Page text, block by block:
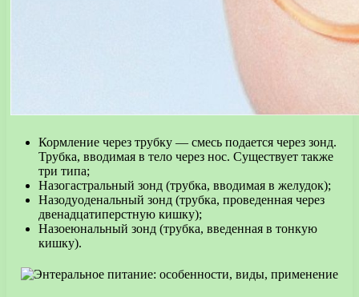
Кормление через трубку — смесь подается через зонд.
Трубка, вводимая в тело через нос. Существует также
три типа;
Назогастральный зонд (трубка, вводимая в желудок);
Назодуоденальный зонд (трубка, проведенная через
двенадцатиперстную кишку);
Назоеюнальный зонд (трубка, введенная в тонкую
кишку).